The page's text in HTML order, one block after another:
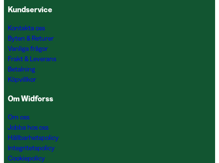
Kundservice
Kontakta oss
Byten & Returer
Vanliga frågor
Frakt & Leverans
Betalning
Köpvillkor
Om Widforss
Om oss
Jobba hos oss
Hållbarhetspolicy
Integritetspolicy
Cookiepolicy